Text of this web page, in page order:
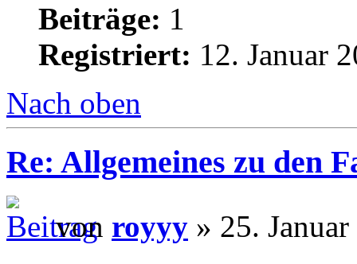
Beiträge: 1
Registriert: 12. Januar
Nach oben
Re: Allgemeines zu den
von royyy » 25.